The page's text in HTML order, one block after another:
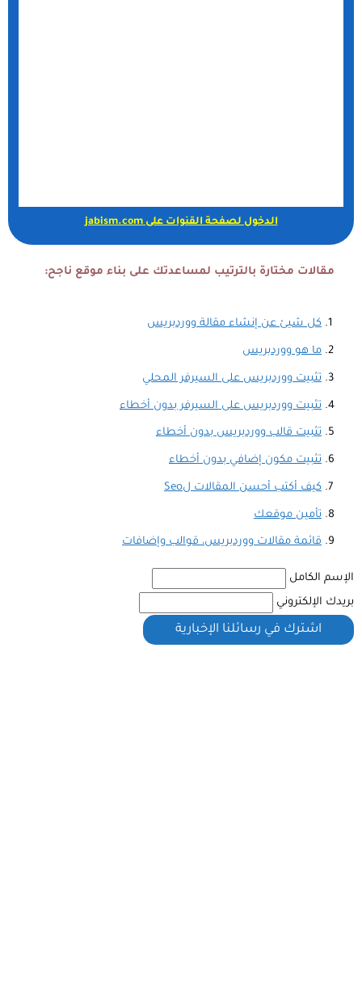
الدخول لصفحة القنوات على jabism.com
مقالات مختارة بالترتيب لمساعدتك على بناء موقع ناجح:
كل شيئ عن إنشاء مقالة ووردبريس
ما هو ووردبريس
تثبيت ووردبريس على السيرفر المحلي
تثبيت ووردبريس على السيرفر بدون أخطاء
تثبيت قالب ووردبريس بدون أخطاء
تثبيت مكون إضافي بدون أخطاء
كيف أكتب أحسن المقالات لSeo
تأمين موقعك
قائمة مقالات ووردبريس، قوالب وإضافات
الإسم الكامل
بريدك الإلكتروني